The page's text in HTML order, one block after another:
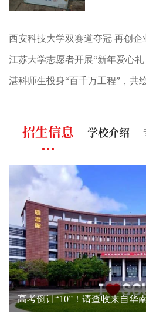
西安科技大学双赛道夺冠 再创企
江苏大学志愿者开展“新年爱心
湛科师生投身“百千万工程”，共
招生信息 学校介绍
高考倒计“10”！请查收来自华